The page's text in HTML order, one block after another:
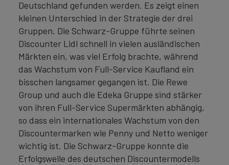
Deutschland gefunden werden. Es zeigt einen
kleinen Unterschied in der Strategie der drei
Gruppen. Die Schwarz-Gruppe führte seinen
Discounter Lidl schnell in vielen ausländischen
Märkten ein, was viel Erfolg brachte, während
das Wachstum von Full-Service Kaufland ein
bisschen langsamer gegangen ist. Die Rewe
Group und auch die Edeka Gruppe sind stärker
von ihren Full-Service Supermärkten abhängig,
so dass ein internationales Wachstum von den
Discountermarken wie Penny und Netto weniger
wichtig ist. Die Schwarz-Gruppe konnte die
Erfolgswelle des deutschen Discountermodells